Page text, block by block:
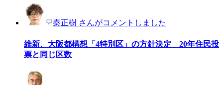
秦正樹 さんがコメントしました
維新、大阪都構想「4特別区」の方針決定 20年住民投
票と同じ区数